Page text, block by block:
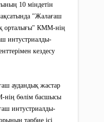
10 міндетін
"Жалағаш
орталығы" КММ-нің
интустриалды-
кездесу
аудандық жастар
нің бөлім басшысы
интустриалды-
тәрбие ісі